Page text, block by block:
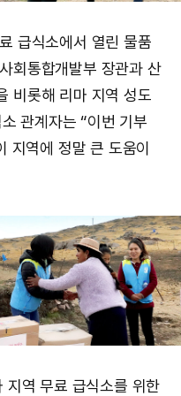
급식소에서 열린 물품
회통합개발부 장관과 산
비롯해 리마 지역 성도
관계자는 “이번 기부
지역에 정말 큰 도움이
지역 무료 급식소를 위한